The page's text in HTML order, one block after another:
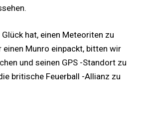
hat, einen Meteoriten zu
einen Munro einpackt, bitten wir
und seinen GPS -Standort zu
britische Feuerball -Allianz zu